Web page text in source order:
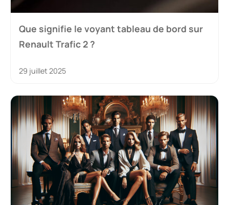
Que signifie le voyant tableau de bord sur
Renault Trafic 2 ?
29 juillet 2025